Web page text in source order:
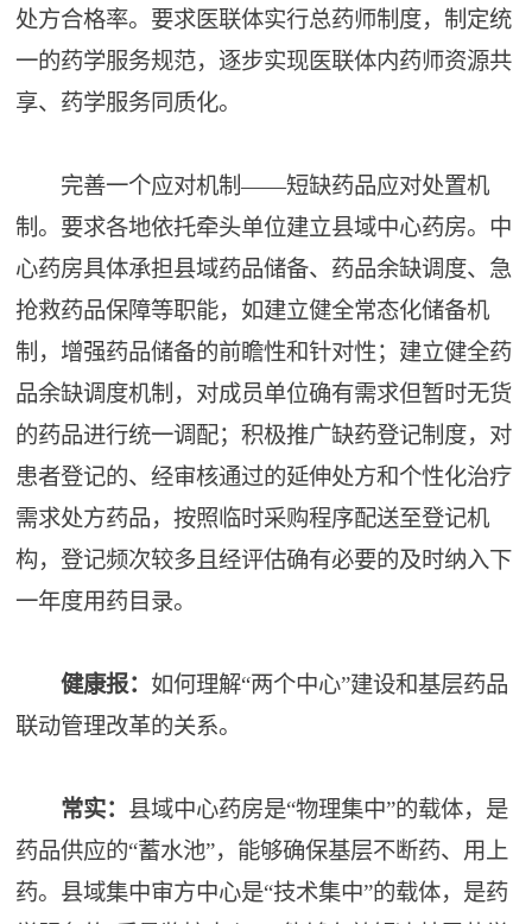
处方合格率。要求医联体实行总药师制度，制定统
一的药学服务规范，逐步实现医联体内药师资源共
享、药学服务同质化。
完善一个应对机制——短缺药品应对处置机
制。要求各地依托牵头单位建立县域中心药房。中
心药房具体承担县域药品储备、药品余缺调度、急
抢救药品保障等职能，如建立健全常态化储备机
制，增强药品储备的前瞻性和针对性；建立健全药
品余缺调度机制，对成员单位确有需求但暂时无货
的药品进行统一调配；积极推广缺药登记制度，对
患者登记的、经审核通过的延伸处方和个性化治疗
需求处方药品，按照临时采购程序配送至登记机
构，登记频次较多且经评估确有必要的及时纳入下
一年度用药目录。
健康报： 如何理解“两个中心”建设和基层药品
联动管理改革的关系。
常实： 县域中心药房是“物理集中”的载体，是
药品供应的“蓄水池”，能够确保基层不断药、用上
药。县域集中审方中心是“技术集中”的载体，是药